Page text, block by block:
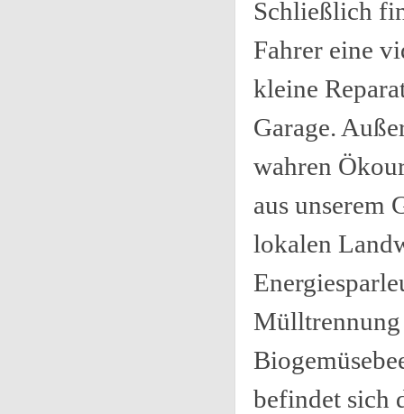
Schließlich
Fahrer eine
kleine
Garage.
wahren
aus unserem
lokalen
Mülltrennung
befindet sich